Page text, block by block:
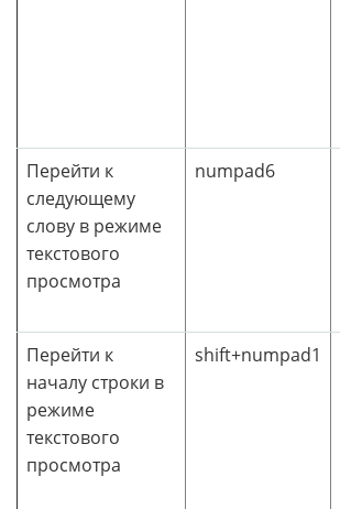
Перейти к
следующему
слову в режиме
текстового
просмотра
numpad6
Перейти к
началу строки в
режиме
текстового
просмотра
shift+numpad1